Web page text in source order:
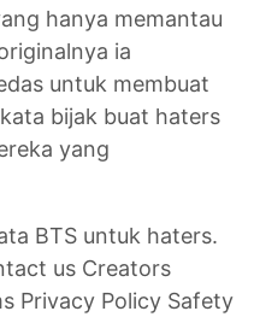
hanya memantau
ia
untuk membuat
bijak buat haters
yang
BTS untuk haters.
us Creators
Privacy Policy Safety